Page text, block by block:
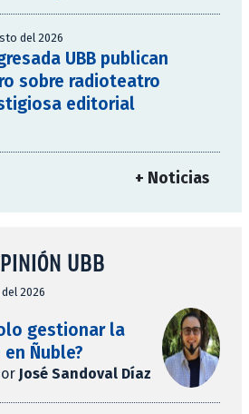
del 2026
UBB publican
sobre radioteatro
editorial
+ Noticias
UBB
2026
gestionar la
Ñuble?
José Sandoval Díaz